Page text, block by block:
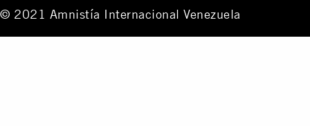
© 2021 Amnistía Internacional Venezuela